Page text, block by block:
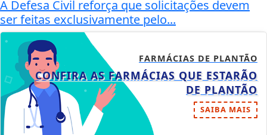
A Defesa Civil reforça que solicitações devem
ser feitas exclusivamente pelo...
FARMÁCIAS DE PLANTÃO
CONFIRA AS FARMÁCIAS QUE ESTARÃO
DE PLANTÃO
SAIBA MAIS